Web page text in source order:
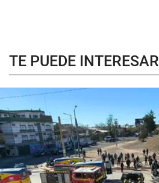
TE PUEDE INTERESAR